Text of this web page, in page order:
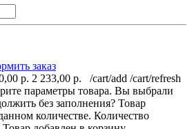
заказ
р. 2 233,00 р. /cart/add /cart/refresh
параметры товара. Вы выбрали
без заполнения? Товар
количестве. Количество